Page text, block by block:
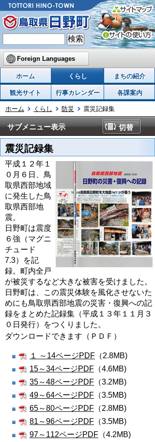
Foreign Languages
ホーム くらし まちの紹介
観光サイト 行事カレンダー 各課案内
ホーム くらし 防災 震災記録集
サブメニュー表示 切替
震災記録集
平成１２年１
０月６日、鳥
取県西部地域
に発生した鳥
取県西部地
震。
日野町は震度
６強（マグニ
チュード
7.3）を記
録。町内全戸
が被災するなど大きな被害を受けました。
日野町は、この震災体験を風化させないた
めにも鳥取県西部地震の災害・復興への記
録をまとめた記録集（平成１３年１１月３
０日発行）をつくりました。
ダウンロードできます（ＰＤＦ）
１ ～14ページPDF （2.8MB)
15～34ページPDF （4.6MB)
35～48ページPDF （3.2MB)
49～64ページPDF （3.5MB)
65～80ページPDF （2.8MB)
81～96ページPDF （3.5MB)
97～112ページPDF （4.2MB)